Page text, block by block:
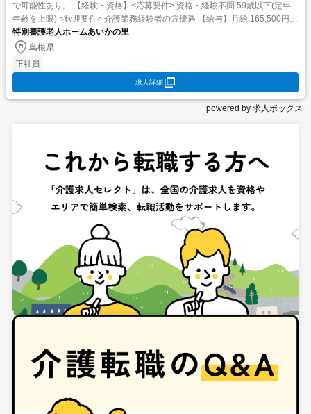
で可能性あり。 【経験・資格】<応募要件> 資格・経験不問 59歳以下(定年
年齢を上限) <歓迎要件> 介護業務経験者の方優遇 【給与】月給 165,500円
〜 220,000円 ...
特別養護老人ホームあいかの里
島根県
正社員
求人詳細
powered by 求人ボックス